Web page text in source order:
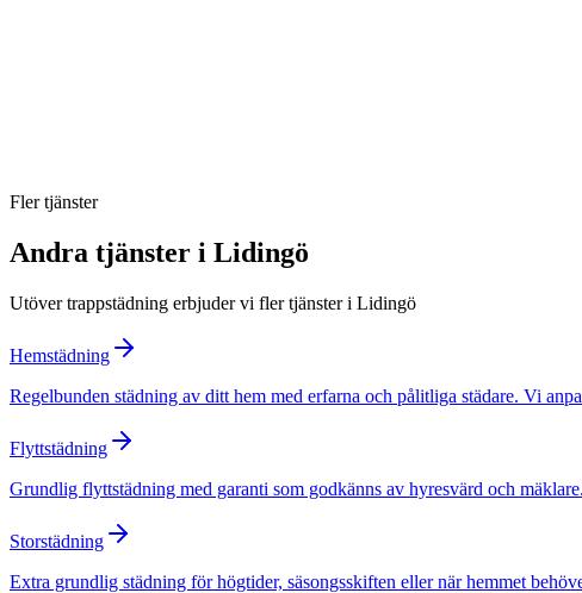
Fler tjänster
Andra tjänster i Lidingö
Utövertrappstädning erbjuder vi fler tjänster i Lidingö
Hemstädning
Regelbunden städning av ditt hem med erfarna och pålitliga städare. Vi
Flyttstädning
Grundlig flyttstädning med garanti som godkänns av hyresvärd och
Storstädning
Extra grundlig städning för högtider, säsongsskiften eller när hemmet